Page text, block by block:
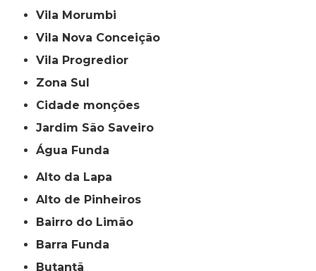
Vila Morumbi
Vila Nova Conceição
Vila Progredior
Zona Sul
cidade monções
jardim São Saveiro
Água Funda
Alto da Lapa
Alto de Pinheiros
Bairro do Limão
Barra Funda
Butantã